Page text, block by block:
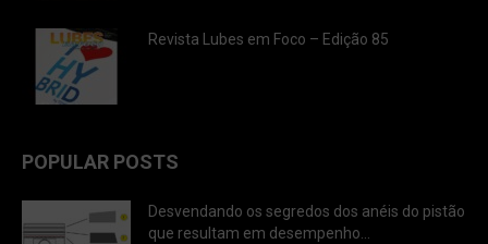
Revista Lubes em Foco – Edição 85
POPULAR POSTS
Desvendando os segredos dos anéis do pistão
que resultam em desempenho...